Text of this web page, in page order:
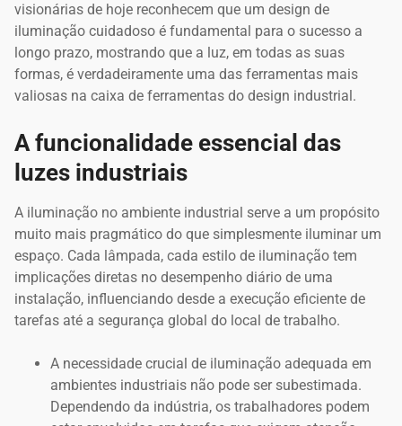
visionárias de hoje reconhecem que um design de
iluminação cuidadoso é fundamental para o sucesso a
longo prazo, mostrando que a luz, em todas as suas
formas, é verdadeiramente uma das ferramentas mais
valiosas na caixa de ferramentas do design industrial.
A funcionalidade essencial das
luzes industriais
A iluminação no ambiente industrial serve a um propósito
muito mais pragmático do que simplesmente iluminar um
espaço. Cada lâmpada, cada estilo de iluminação tem
implicações diretas no desempenho diário de uma
instalação, influenciando desde a execução eficiente de
tarefas até a segurança global do local de trabalho.
A necessidade crucial de iluminação adequada em
ambientes industriais não pode ser subestimada.
Dependendo da indústria, os trabalhadores podem